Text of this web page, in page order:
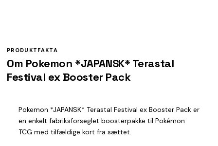
PRODUKTFAKTA
Om Pokemon *JAPANSK* Terastal
Festival ex Booster Pack
Pokemon *JAPANSK* Terastal Festival ex Booster Pack er
en enkelt fabriksforseglet boosterpakke til Pokémon
TCG med tilfældige kort fra sættet.